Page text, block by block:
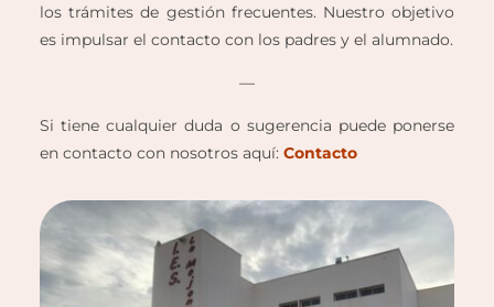
los trámites de gestión frecuentes. Nuestro objetivo
es impulsar el contacto con los padres y el alumnado.
—
Si tiene cualquier duda o sugerencia puede ponerse
en contacto con nosotros aquí: Contacto